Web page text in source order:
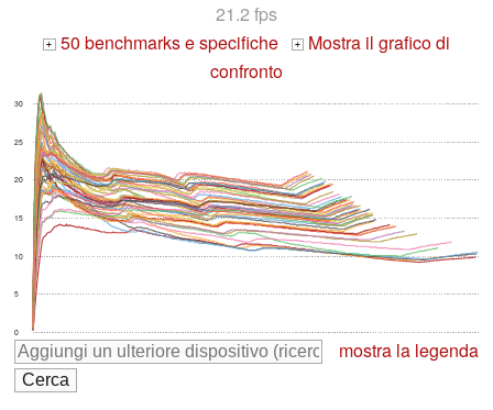
21.2 fps
+ 50 benchmarks e specifiche +
Mostra il grafico di
confronto
0
5
10
15
20
25
30
mostra la legenda